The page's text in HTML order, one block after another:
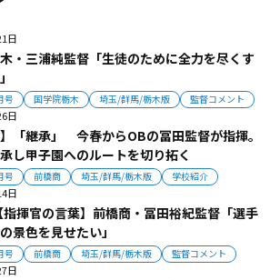
日
・三浦純監督「生徒のために全力を尽くす
号 国学院栃木 埼玉/群馬/栃木版 監督コメント
日
】「継承」 今春からOBの冨田監督が指揮。
し甲子園へのルートを切り拓く
号 前橋商 埼玉/群馬/栃木版 学校紹介
日
揮官の言葉】前橋商・冨田裕紀監督「選手
景色を見せたい」
号 前橋商 埼玉/群馬/栃木版 監督コメント
日